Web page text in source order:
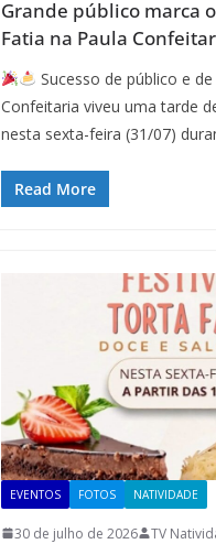
Grande público marca
Fatia na Paula
Sucesso de público e
Confeitaria viveu uma tarde
nesta sexta-feira (31/07)
Read More
EVENTOS FOTOS NATIVIDADE
30 de julho de 2026 TV